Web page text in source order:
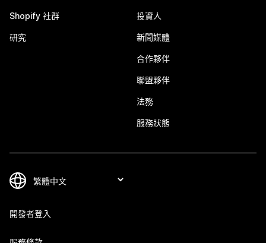
Shopify 社群
研究
投資人
新聞媒體
合作夥伴
聯盟夥伴
法務
服務狀態
開發者登入